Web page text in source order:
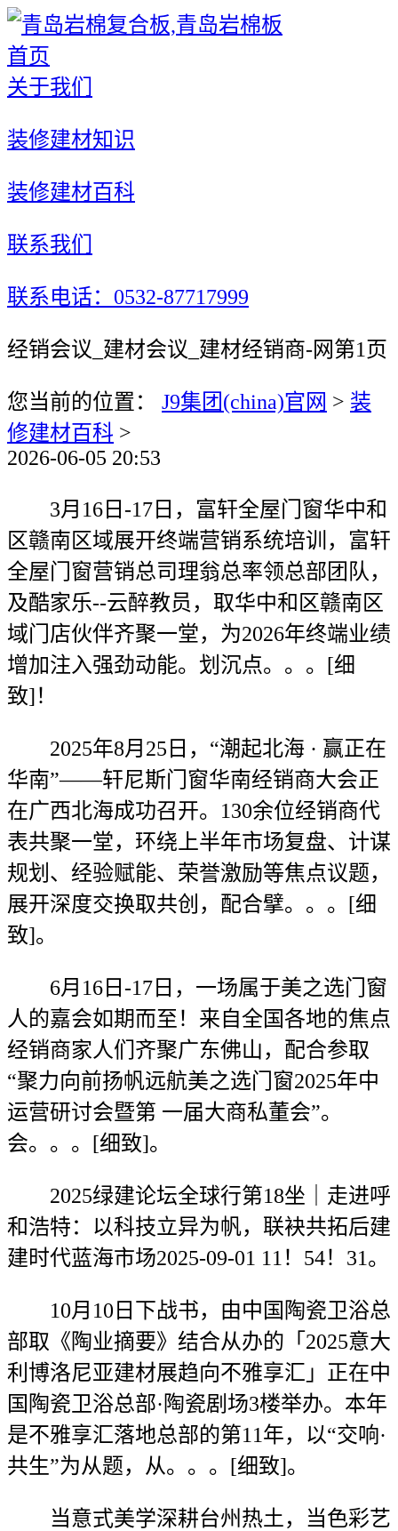
首页
关于我们
装修建材知识
装修建材百科
联系我们
联系电话：0532-87717999
经销会议_建材会议_建材经销商-网第1页
您当前的位置： J9集团(china)官网 > 装
修建材百科 >
2026-06-05 20:53
3月16日-17日，富轩全屋门窗华中和
区赣南区域展开终端营销系统培训，富轩
全屋门窗营销总司理翁总率领总部团队，
及酷家乐--云醉教员，取华中和区赣南区
域门店伙伴齐聚一堂，为2026年终端业绩
增加注入强劲动能。划沉点。。。[细
致]！
2025年8月25日，“潮起北海 · 赢正在
华南”——轩尼斯门窗华南经销商大会正
在广西北海成功召开。130余位经销商代
表共聚一堂，环绕上半年市场复盘、计谋
规划、经验赋能、荣誉激励等焦点议题，
展开深度交换取共创，配合擘。。。[细
致]。
6月16日-17日，一场属于美之选门窗
人的嘉会如期而至！来自全国各地的焦点
经销商家人们齐聚广东佛山，配合参取
“聚力向前扬帆远航美之选门窗2025年中
运营研讨会暨第 一届大商私董会”。
会。。。[细致]。
2025绿建论坛全球行第18坐｜走进呼
和浩特：以科技立异为帆，联袂共拓后建
建时代蓝海市场2025-09-01 11！54！31。
10月10日下战书，由中国陶瓷卫浴总
部取《陶业摘要》结合从办的「2025意大
利博洛尼亚建材展趋向不雅享汇」正在中
国陶瓷卫浴总部·陶瓷剧场3楼举办。本年
是不雅享汇落地总部的第11年，以“交响·
共生”为从题，从。。。[细致]。
当意式美学深耕台州热土，当色彩艺